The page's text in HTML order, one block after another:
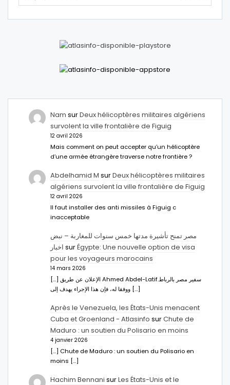
Nam surDeux hélicoptères militaires algériens
survolent la ville frontalière de Figuig
12 avril 2026
Mais comment on peut accepter qu’un hélicoptère
d’une armée étrangère traverse notre frontière ?
Abdelhamid M surDeux hélicoptères militaires
algériens survolent la ville frontalière de Figuig
12 avril 2026
Il faut installer des anti missiles à Figuig c
inacceptable
مصر تمنح تأشيرة مدتها خمس سنوات للمغاربة – نبض
اخبار surÉgypte: Une nouvelle option de visa
pour les voyageurs marocains
14 mars 2026
[…] الإعلان عن طريق Ahmed Abdel-Latifسفير مصر بالرباط.
ووفقا له، فإن هذا الإجراء يهدف إلى […]
Après le Venezuela, les États-Unis menacent
Cuba et Groenland - Atlasinfo surChute de
Maduro : un soutien du Polisario en moins
4 janvier 2026
[…] Chute de Maduro : un soutien du Polisario en
moins […]
Hachim Bennani surLes États-Unis et le